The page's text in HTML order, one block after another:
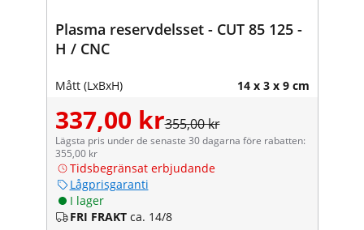
Plasma reservdelsset - CUT 85 125 -
H / CNC
Mått (LxBxH) 14 x 3 x 9 cm
337,00 kr355,00 kr
Lägsta pris under de senaste 30 dagarna före rabatten:
355,00 kr
Tidsbegränsat erbjudande
Lågprisgaranti
I lager
FRI FRAKT ca. 14/8